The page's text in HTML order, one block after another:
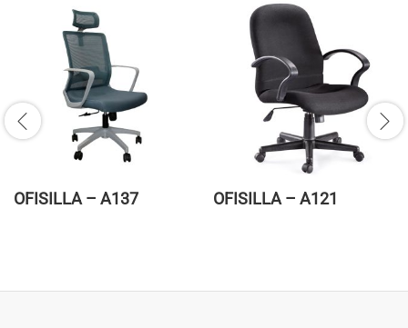
OFISILLA – A137 OFISILLA – A121